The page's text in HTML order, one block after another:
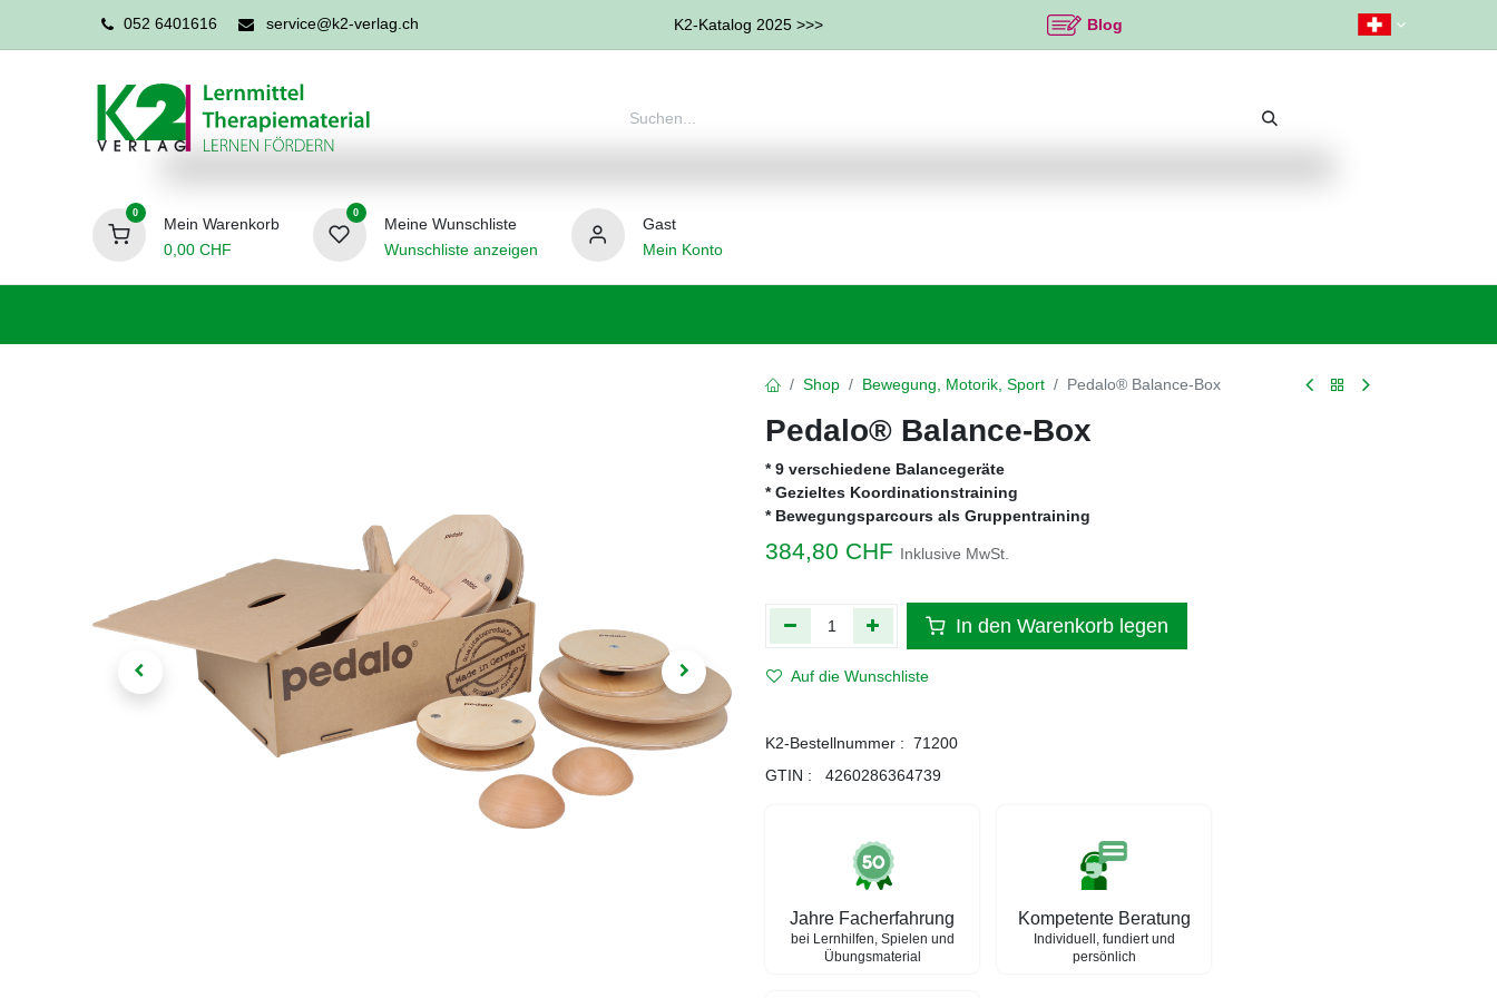
052 6401616 service@k2-verlag.ch K2-Katalog 2025 >>> Blog
0
Mein Warenkorb
0,00CHF
0
Meine Wunschliste
Wunschliste anzeigen
Gast
Mein Konto
Shop Bewegung, Motorik, Sport Pedalo® Balance-Box
Pedalo® Balance-Box
* 9 verschiedene Balancegeräte
* Gezieltes Koordinationstraining
* Bewegungsparcours als Gruppentraining
384,80 CHF Inklusive MwSt.
In den Warenkorb legen
Auf die Wunschliste
K2-Bestellnummer : 71200
GTIN :
4260286364739
Jahre Facherfahrung
bei Lernhilfen, Spielen und
Übungsmaterial
Kompetente Beratung
Individuell, fundiert und
persönlich